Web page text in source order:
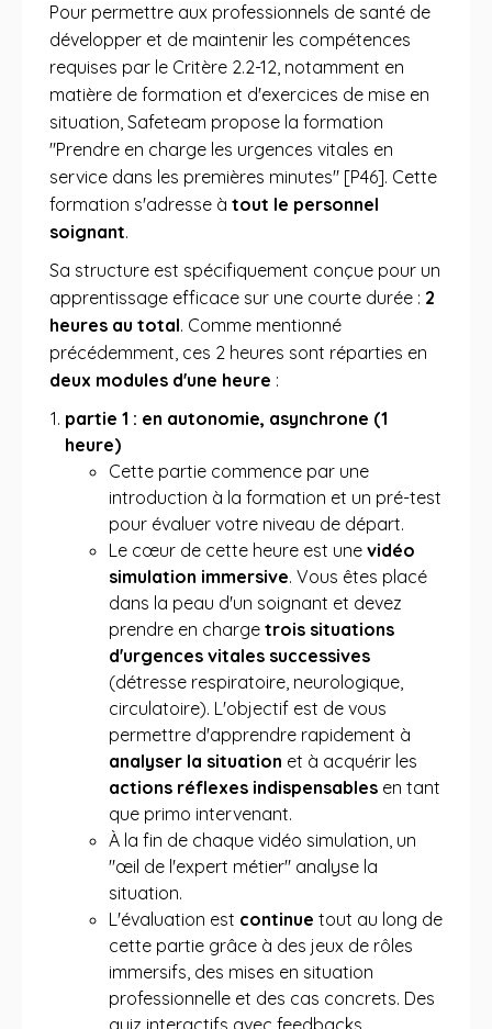
Pour permettre aux professionnels de santé de
développer et de maintenir les compétences
requises par le Critère 2.2-12, notamment en
matière de formation et d'exercices de mise en
situation, Safeteam propose la formation
"Prendre en charge les urgences vitales en
service dans les premières minutes" [P46]. Cette
formation s'adresse à tout le personnel
soignant.
Sa structure est spécifiquement conçue pour un
apprentissage efficace sur une courte durée : 2
heures au total. Comme mentionné
précédemment, ces 2 heures sont réparties en
deux modules d'une heure :
partie 1 : en autonomie, asynchrone (1
heure)
Cette partie commence par une
introduction à la formation et un pré-test
pour évaluer votre niveau de départ.
Le cœur de cette heure est une vidéo
simulation immersive. Vous êtes placé
dans la peau d'un soignant et devez
prendre en charge trois situations
d'urgences vitales successives
(détresse respiratoire, neurologique,
circulatoire). L'objectif est de vous
permettre d'apprendre rapidement à
analyser la situation et à acquérir les
actions réflexes indispensables en tant
que primo intervenant.
À la fin de chaque vidéo simulation, un
"œil de l'expert métier" analyse la
situation.
L'évaluation est continue tout au long de
cette partie grâce à des jeux de rôles
immersifs, des mises en situation
professionnelle et des cas concrets. Des
quiz interactifs avec feedbacks